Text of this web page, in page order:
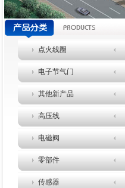
点火线圈
电子节气门
其他新产品
高压线
电磁阀
零部件
传感器